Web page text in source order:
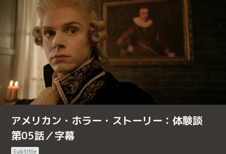
アメリカン・ホラー・ストーリー：体験談
第05話／字幕
Subtitle